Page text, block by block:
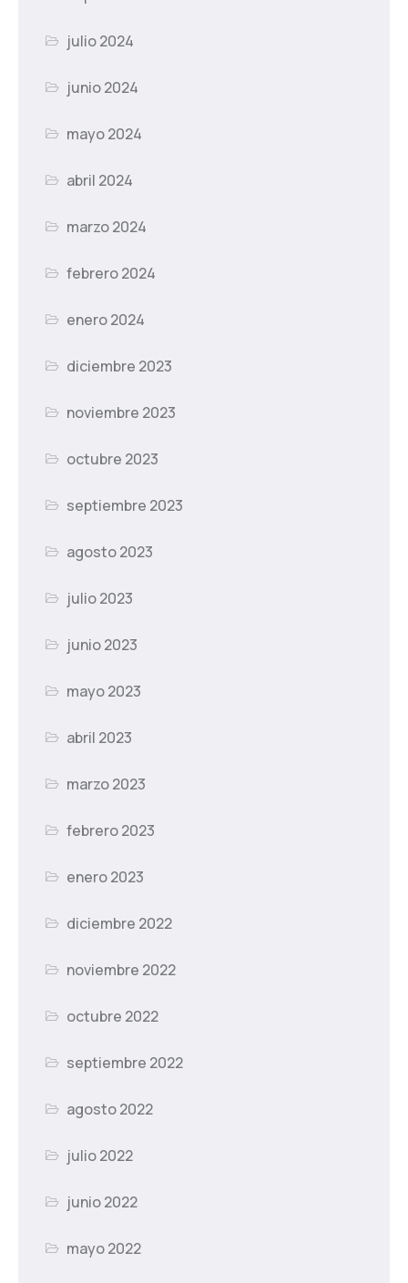
julio 2024
junio 2024
mayo 2024
abril 2024
marzo 2024
febrero 2024
enero 2024
diciembre 2023
noviembre 2023
octubre 2023
septiembre 2023
agosto 2023
julio 2023
junio 2023
mayo 2023
abril 2023
marzo 2023
febrero 2023
enero 2023
diciembre 2022
noviembre 2022
octubre 2022
septiembre 2022
agosto 2022
julio 2022
junio 2022
mayo 2022